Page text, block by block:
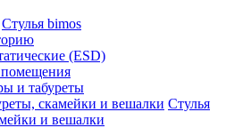
Стулья bimos
(ESD)
и табуреты
Стулья
и вешалки